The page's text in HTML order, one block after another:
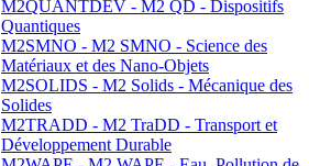
M2QUANTDEV - M2 QD - Dispositifs
Quantiques
M2SMNO - M2 SMNO - Science des
Matériaux et des Nano-Objets
M2SOLIDS - M2 Solids - Mécanique des
Solides
M2TRADD - M2 TraDD - Transport et
Développement Durable